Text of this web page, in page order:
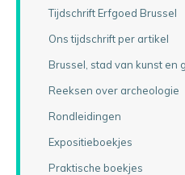
Tijdschrift Erfgoed Brussel
Ons tijdschrift per artikel
Brussel, stad van kunst en
Reeksen over archeologie
Rondleidingen
Expositieboekjes
Praktische boekjes